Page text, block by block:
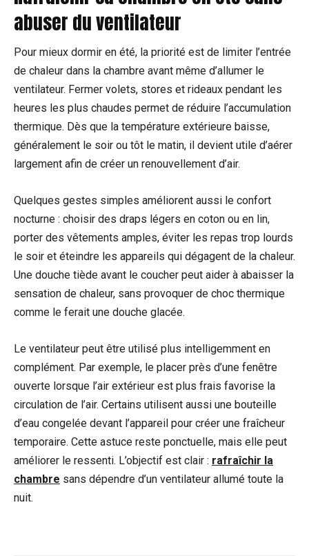
abuser du ventilateur
Pour mieux dormir en été, la priorité est de limiter l’entrée
de chaleur dans la chambre avant même d’allumer le
ventilateur. Fermer volets, stores et rideaux pendant les
heures les plus chaudes permet de réduire l’accumulation
thermique. Dès que la température extérieure baisse,
généralement le soir ou tôt le matin, il devient utile d’aérer
largement afin de créer un renouvellement d’air.
Quelques gestes simples améliorent aussi le confort
nocturne : choisir des draps légers en coton ou en lin,
porter des vêtements amples, éviter les repas trop lourds
le soir et éteindre les appareils qui dégagent de la chaleur.
Une douche tiède avant le coucher peut aider à abaisser la
sensation de chaleur, sans provoquer de choc thermique
comme le ferait une douche glacée.
Le ventilateur peut être utilisé plus intelligemment en
complément. Par exemple, le placer près d’une fenêtre
ouverte lorsque l’air extérieur est plus frais favorise la
circulation de l’air. Certains utilisent aussi une bouteille
d’eau congelée devant l’appareil pour créer une fraîcheur
temporaire. Cette astuce reste ponctuelle, mais elle peut
améliorer le ressenti. L’objectif est clair : rafraîchir la
chambre sans dépendre d’un ventilateur allumé toute la
nuit.